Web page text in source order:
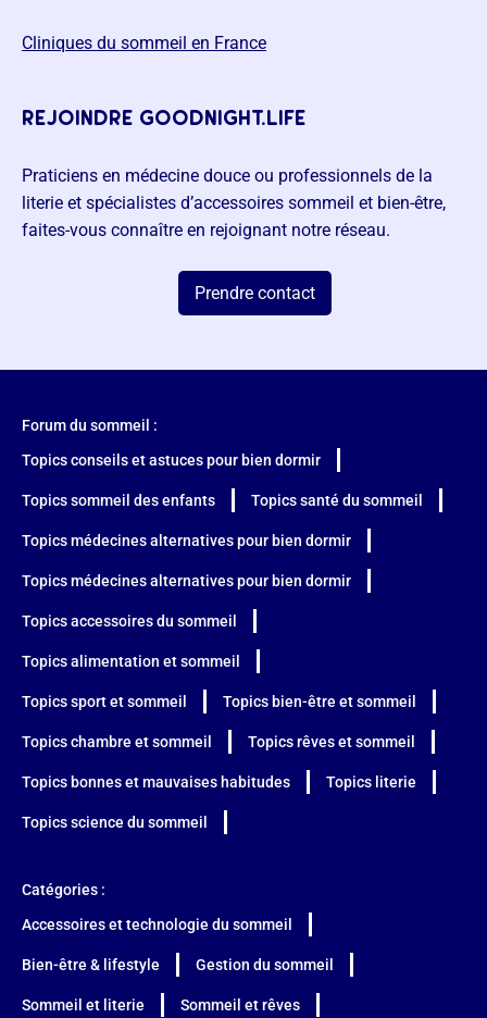
Cliniques du sommeil en France
rejoindre goodnight.life
Praticiens en médecine douce ou professionnels de la
literie et spécialistes d’accessoires sommeil et bien-être,
faites-vous connaître en rejoignant notre réseau.
Prendre contact
Forum du sommeil :
Topics conseils et astuces pour bien dormir
Topics sommeil des enfants Topics santé du sommeil
Topics médecines alternatives pour bien dormir
Topics médecines alternatives pour bien dormir
Topics accessoires du sommeil
Topics alimentation et sommeil
Topics sport et sommeil Topics bien-être et sommeil
Topics chambre et sommeil Topics rêves et sommeil
Topics bonnes et mauvaises habitudes Topics literie
Topics science du sommeil
Catégories :
Accessoires et technologie du sommeil
Bien-être & lifestyle Gestion du sommeil
Sommeil et literie Sommeil et rêves